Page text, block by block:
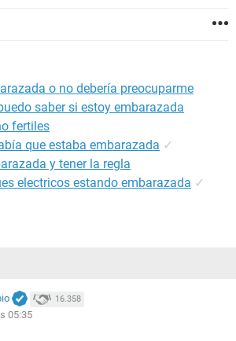
o no debería preocuparme
saber si estoy embarazada
fertiles
que estaba embarazada ✓
y tener la regla
electricos estando embarazada ✓
16.358
05:35